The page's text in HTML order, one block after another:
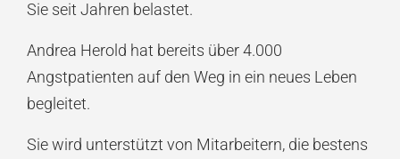
Sie seit Jahren belastet.
Andrea Herold hat bereits über 4.000
Angstpatienten auf den Weg in ein neues Leben
begleitet.
Sie wird unterstützt von Mitarbeitern, die bestens